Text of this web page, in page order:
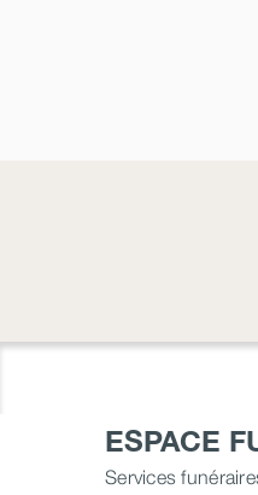
ESPACE
Services